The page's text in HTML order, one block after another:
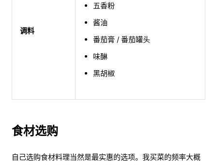
调料
五香粉
酱油
番茄膏 / 番茄罐头
味醂
黑胡椒
食材选购
自己选购食材料理当然是最实惠的选项。我买菜的频率大概